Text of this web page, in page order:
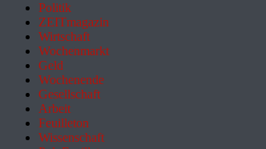
Politik
ZEITmagazin
Wirtschaft
Wochenmarkt
Geld
Wochenende
Gesellschaft
Arbeit
Feuilleton
Wissenschaft